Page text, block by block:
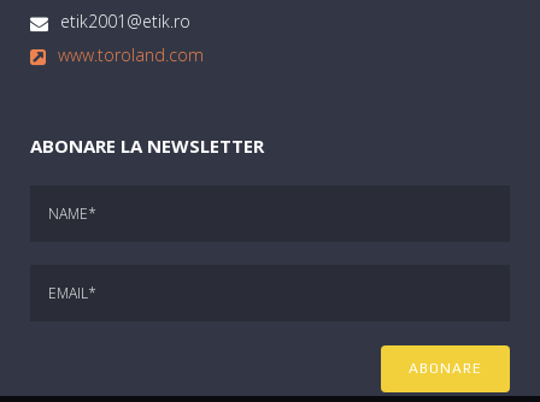
etik2001@etik.ro
www.toroland.com
ABONARE LA NEWSLETTER